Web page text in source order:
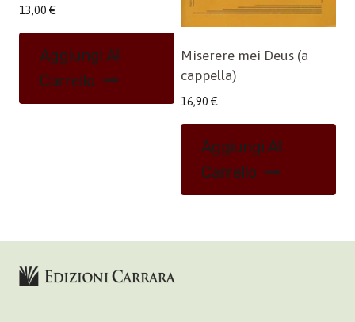
13,00 €
Aggiungi Al
Carrello
Miserere mei Deus (a
cappella)
16,90 €
Aggiungi Al
Carrello